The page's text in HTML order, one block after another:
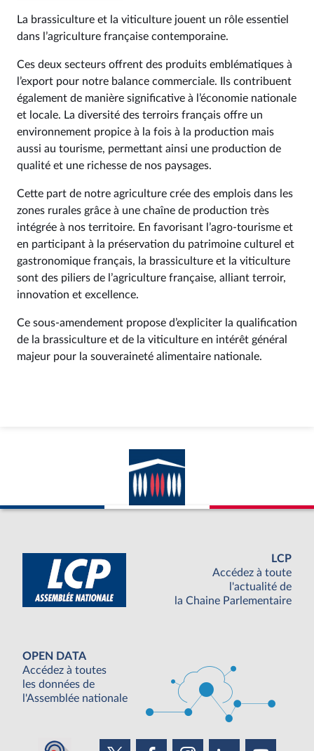
La brassiculture et la viticulture jouent un rôle essentiel
dans l’agriculture française contemporaine.
Ces deux secteurs offrent des produits emblématiques à
l’export pour notre balance commerciale. Ils contribuent
également de manière significative à l’économie nationale
et locale. La diversité des terroirs français offre un
environnement propice à la fois à la production mais
aussi au tourisme, permettant ainsi une production de
qualité et une richesse de nos paysages.
Cette part de notre agriculture crée des emplois dans les
zones rurales grâce à une chaîne de production très
intégrée à nos territoire. En favorisant l’agro-tourisme et
en participant à la préservation du patrimoine culturel et
gastronomique français, la brassiculture et la viticulture
sont des piliers de l’agriculture française, alliant terroir,
innovation et excellence.
Ce sous-amendement propose d’expliciter la qualification
de la brassiculture et de la viticulture en intérêt général
majeur pour la souveraineté alimentaire nationale.
LCP
Accédez à toute
l'actualité de
la Chaine Parlementaire
OPEN DATA
Accédez à toutes
les données de
l'Assemblée nationale